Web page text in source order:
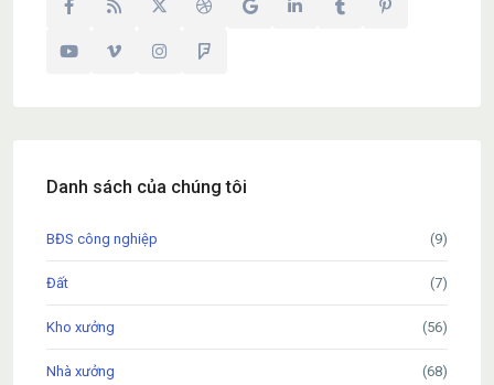
Danh sách của chúng tôi
BĐS công nghiệp (9)
Đất (7)
Kho xưởng (56)
Nhà xưởng (68)